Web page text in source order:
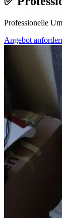
Professionelle
Angebot